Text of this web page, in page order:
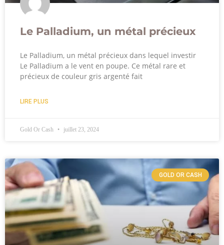
Le Palladium, un métal précieux
Le Palladium, un métal précieux dans lequel investir
Le Palladium a le vent en poupe. Ce métal rare et
précieux de couleur gris argenté fait
LIRE PLUS
Gold Or Cash juillet 23, 2024
GOLD OR CASH